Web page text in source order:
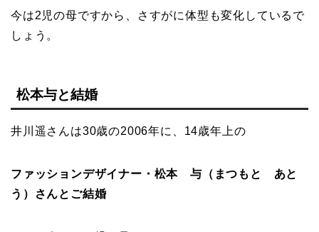
今は2児の母ですから、さすがに体型も変化しているで
しょう。
松本与と結婚
井川遥さんは30歳の2006年に、14歳年上の
ファッションデザイナー・松本 与（まつもと あと
う）さんとご結婚